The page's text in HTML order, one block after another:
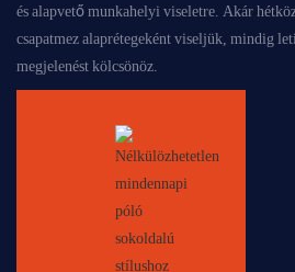
és alapvető munkahelyi viseletre. Akár
csapatmez alaprétegeként viseljük, mindig
megjelenést kölcsönöz.